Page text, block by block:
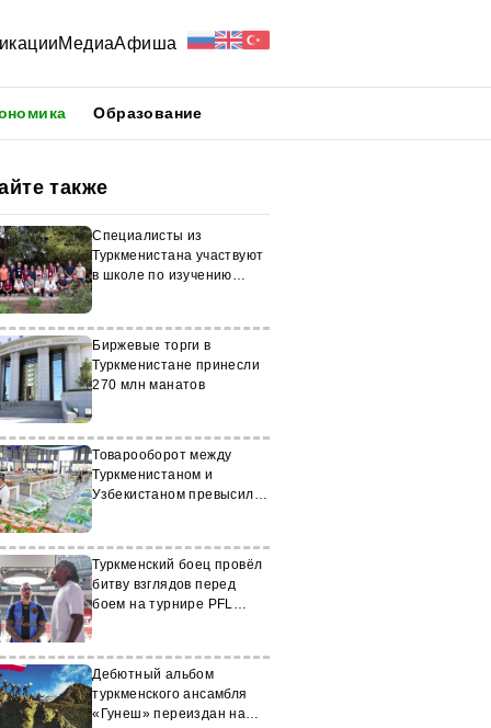
МедиаАфиша
Образование
также
Специалисты из
Туркменистана участвуют
в школе по изучению
Биржевые торги в
Туркменистане принесли
270 млн манатов
Товарооборот между
Туркменистаном и
Узбекистаном превысил
Туркменский боец провёл
битву взглядов перед
боем на турнире PFL
Дебютный альбом
туркменского ансамбля
«Гунеш» переиздан на